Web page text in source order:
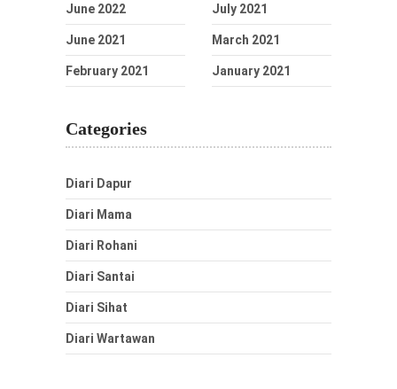
June 2022 July 2021
June 2021 March 2021
February 2021 January 2021
Categories
Diari Dapur
Diari Mama
Diari Rohani
Diari Santai
Diari Sihat
Diari Wartawan